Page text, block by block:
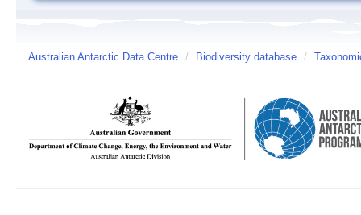
Australian Antarctic Data Centre / Biodiversity database /